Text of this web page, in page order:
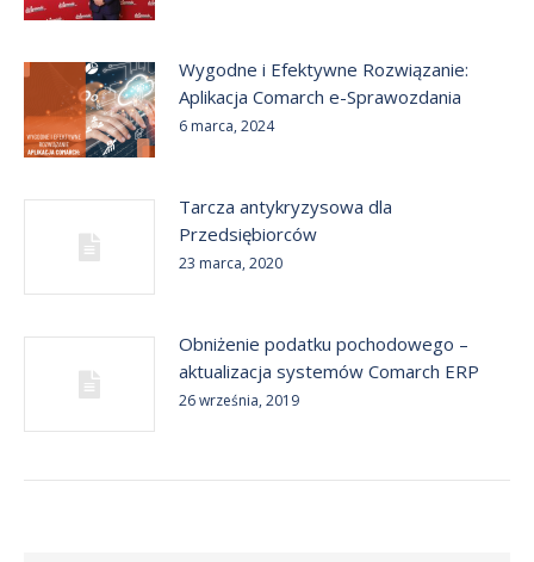
Wygodne i Efektywne Rozwiązanie:
Aplikacja Comarch e-Sprawozdania
6 marca, 2024
Tarcza antykryzysowa dla
Przedsiębiorców
23 marca, 2020
Obniżenie podatku pochodowego –
aktualizacja systemów Comarch ERP
26 września, 2019